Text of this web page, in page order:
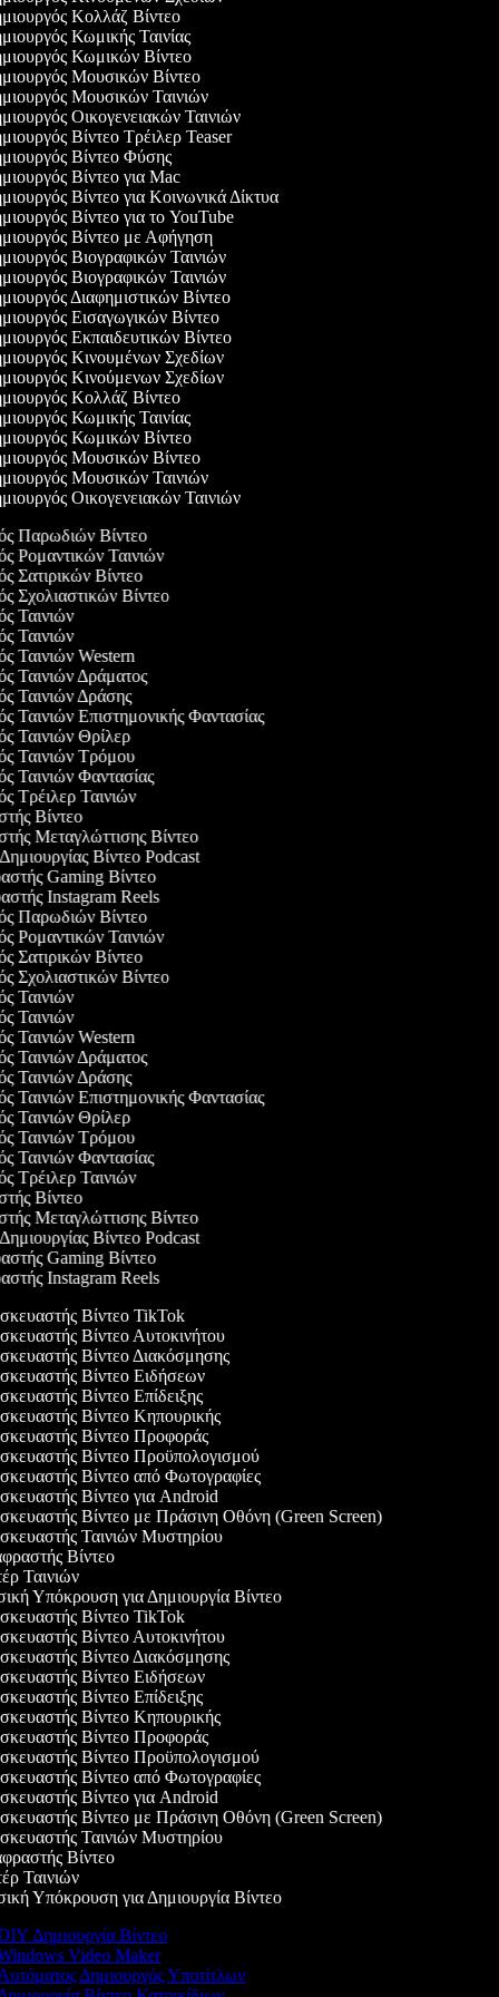
Κολλάζ Βίντεο
Κωμικής Ταινίας
Κωμικών Βίντεο
Μουσικών Βίντεο
Μουσικών Ταινιών
Οικογενειακών Ταινιών
Βίντεο Τρέιλερ Teaser
Βίντεο Φύσης
Βίντεο για Mac
Βίντεο για Κοινωνικά Δίκτυα
Βίντεο για το YouTube
Βίντεο με Αφήγηση
Βιογραφικών Ταινιών
Βιογραφικών Ταινιών
Διαφημιστικών Βίντεο
Εισαγωγικών Βίντεο
Εκπαιδευτικών Βίντεο
Κινουμένων Σχεδίων
Κινούμενων Σχεδίων
Κολλάζ Βίντεο
Κωμικής Ταινίας
Κωμικών Βίντεο
Μουσικών Βίντεο
Μουσικών Ταινιών
Οικογενειακών Ταινιών
Παρωδιών Βίντεο
Ρομαντικών Ταινιών
Σατιρικών Βίντεο
Σχολιαστικών Βίντεο
Ταινιών
Ταινιών
Ταινιών Western
Ταινιών Δράματος
Ταινιών Δράσης
Ταινιών Επιστημονικής Φαντασίας
Ταινιών Θρίλερ
Ταινιών Τρόμου
Ταινιών Φαντασίας
Τρέιλερ Ταινιών
Βίντεο
Μεταγλώττισης Βίντεο
Δημιουργίας Βίντεο Podcast
Gaming Βίντεο
Instagram Reels
Παρωδιών Βίντεο
Ρομαντικών Ταινιών
Σατιρικών Βίντεο
Σχολιαστικών Βίντεο
Ταινιών
Ταινιών
Ταινιών Western
Ταινιών Δράματος
Ταινιών Δράσης
Ταινιών Επιστημονικής Φαντασίας
Ταινιών Θρίλερ
Ταινιών Τρόμου
Ταινιών Φαντασίας
Τρέιλερ Ταινιών
Βίντεο
Μεταγλώττισης Βίντεο
Δημιουργίας Βίντεο Podcast
Gaming Βίντεο
Instagram Reels
Βίντεο TikTok
Βίντεο Αυτοκινήτου
Βίντεο Διακόσμησης
Βίντεο Ειδήσεων
Βίντεο Επίδειξης
Βίντεο Κηπουρικής
Βίντεο Προφοράς
Βίντεο Προϋπολογισμού
Βίντεο από Φωτογραφίες
Βίντεο για Android
Βίντεο με Πράσινη Οθόνη (Green Screen)
Ταινιών Μυστηρίου
Βίντεο
Ταινιών
Υπόκρουση για Δημιουργία Βίντεο
Βίντεο TikTok
Βίντεο Αυτοκινήτου
Βίντεο Διακόσμησης
Βίντεο Ειδήσεων
Βίντεο Επίδειξης
Βίντεο Κηπουρικής
Βίντεο Προφοράς
Βίντεο Προϋπολογισμού
Βίντεο από Φωτογραφίες
Βίντεο για Android
Βίντεο με Πράσινη Οθόνη (Green Screen)
Ταινιών Μυστηρίου
Βίντεο
Ταινιών
Υπόκρουση για Δημιουργία Βίντεο
Δημιουργία Βίντεο
Video Maker
Δημιουργός Υποτίτλων